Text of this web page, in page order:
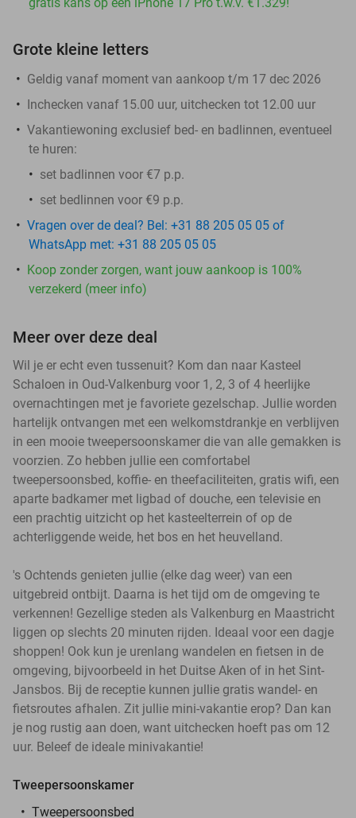
Grote kleine letters
Geldig vanaf moment van aankoop t/m 17 dec 2026
Inchecken vanaf 15.00 uur, uitchecken tot 12.00 uur
Vakantiewoning exclusief bed- en badlinnen, eventueel
te huren:
set badlinnen voor €7 p.p.​
set bedlinnen voor €9 p.p.
Vragen over de deal? Bel: +31 88 205 05 05 of
WhatsApp met: +31 88 205 05 05
Koop zonder zorgen, want jouw aankoop is 100%
verzekerd (meer info)
Meer over deze deal
Wil je er echt even tussenuit? Kom dan naar Kasteel
Schaloen in Oud-Valkenburg voor 1, 2, 3 of 4 heerlijke
overnachtingen met je favoriete gezelschap. Jullie worden
hartelijk ontvangen met een welkomstdrankje en verblijven
in een mooie tweepersoonskamer die van alle gemakken is
voorzien. Zo hebben jullie een comfortabel
tweepersoonsbed, koffie- en theefaciliteiten, gratis wifi, een
aparte badkamer met ligbad of douche, een televisie en
een prachtig uitzicht op het kasteelterrein of op de
achterliggende weide, het bos en het heuvelland.
's Ochtends genieten jullie (elke dag weer) van een
uitgebreid ontbijt. Daarna is het tijd om de omgeving te
verkennen! Gezellige steden als Valkenburg en Maastricht
liggen op slechts 20 minuten rijden. Ideaal voor een dagje
shoppen! Ook kun je urenlang wandelen en fietsen in de
omgeving, bijvoorbeeld in het Duitse Aken of in het Sint-
Jansbos. Bij de receptie kunnen jullie gratis wandel- en
fietsroutes afhalen. Zit jullie mini-vakantie erop? Dan kan
je nog rustig aan doen, want uitchecken hoeft pas om 12
uur. Beleef de ideale minivakantie!
Tweepersoonskamer
Tweepersoonsbed